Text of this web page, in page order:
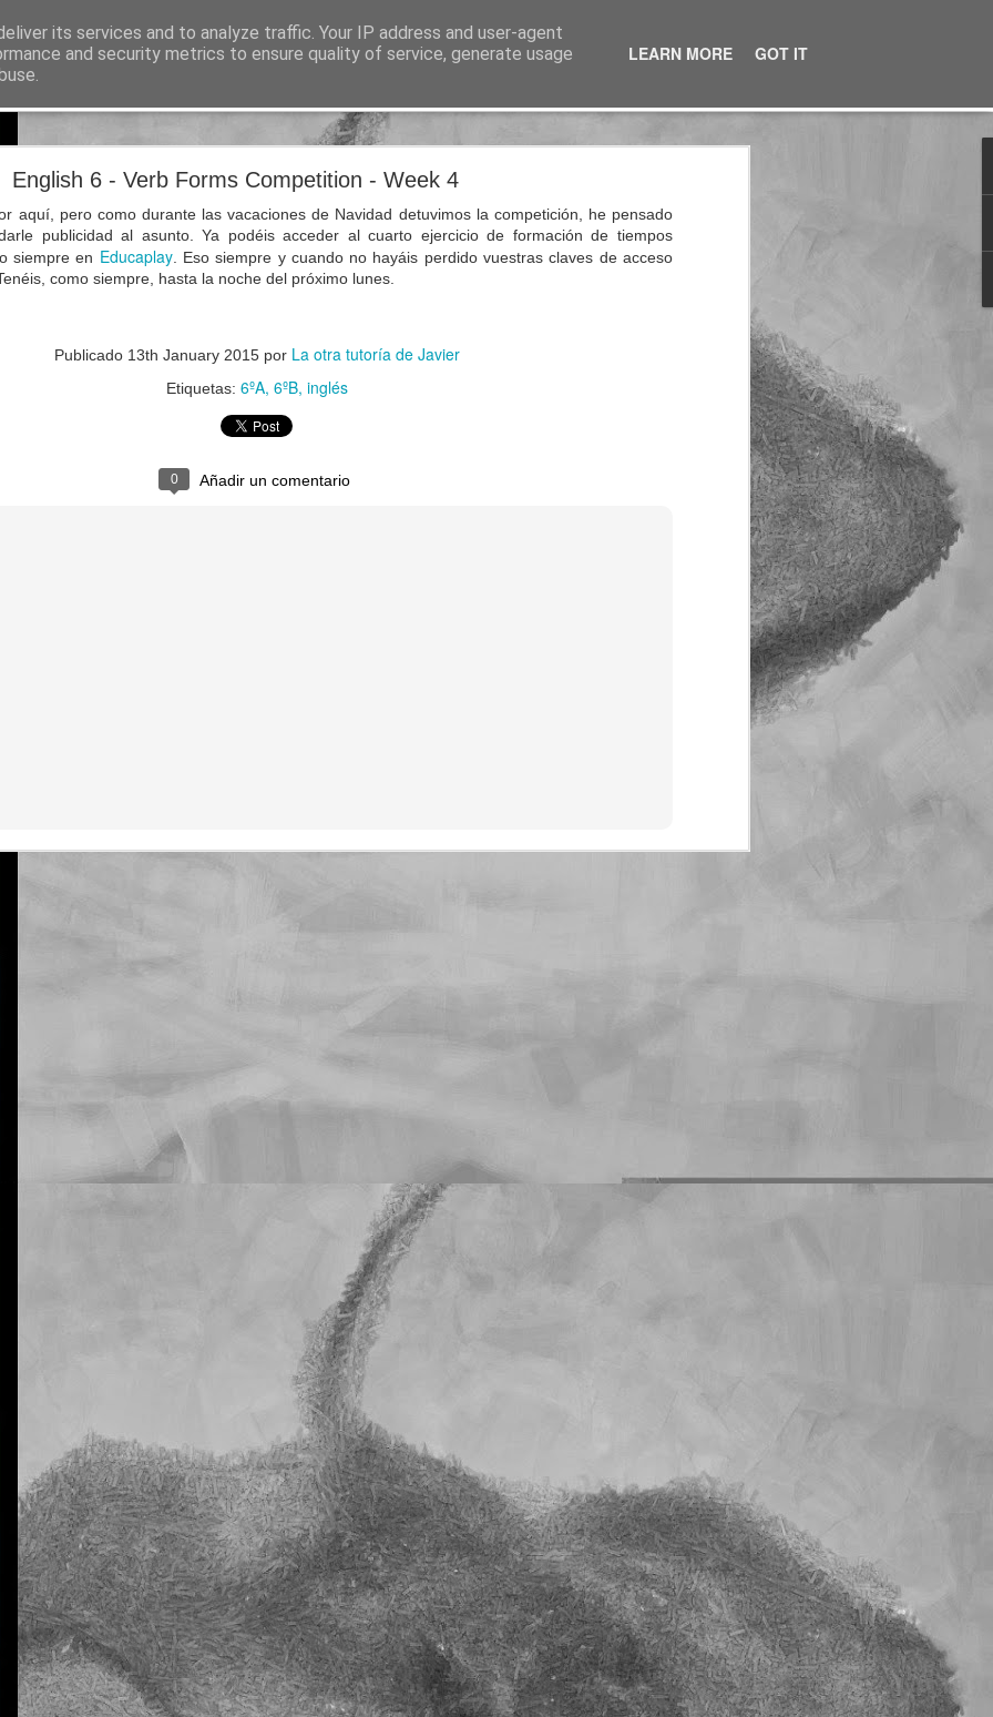
English 6 - Verb Forms Competition - Week 4
aquí, pero como durante las vacaciones de Navidad detuvimos la competición, he pensado
publicidad al asunto. Ya podéis acceder al cuarto ejercicio de formación de tiempos
siempre en Educaplay. Eso siempre y cuando no hayáis perdido vuestras claves de acceso
como siempre, hasta la noche del próximo lunes.
Publicado 13th January 2015 por La otra tutoría de Javier
Etiquetas: 6ºA 6ºB inglés
0 Añadir un comentario
its services and to analyze traffic. Your IP address and user-agent
and security metrics to ensure quality of service, generate usage
LEARN MORE GOT IT
para Educación Primaria
Natural Science 5 - Unit 8 Vocabulary
Publicado26th March 2019porLa otra tutoría de Javier
0 Añadir un comentario